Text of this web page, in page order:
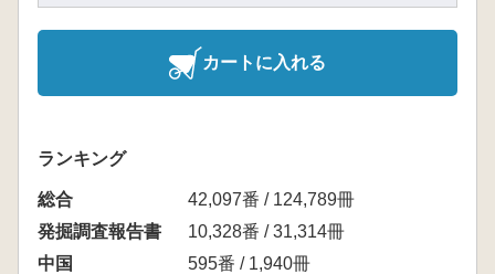
カートに入れる
ランキング
総合
42,097番 / 124,789冊
発掘調査報告書
10,328番 / 31,314冊
中国
595番 / 1,940冊